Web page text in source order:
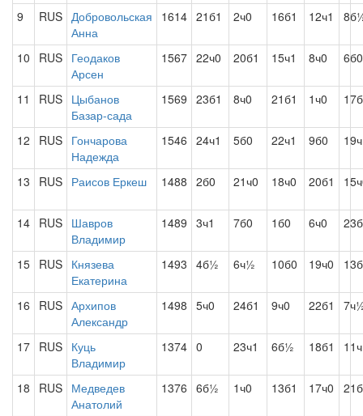
9 RUS Добровольская
Анна
1614 21б1 2ч0 16б1 12ч1
10 RUS Геодаков
Арсен
1567 22ч0 20б1 15ч1 8ч0 6б0
11 RUS Цыбанов
Базар-сада
1569 23б1 8ч0 21б1 1ч0
12 RUS Гончарова
Надежда
1546 24ч1 5б0 22ч1 9б0
13 RUS Раисов Еркеш 1488 2б0 21ч0 18ч0 20б1
14 RUS Шавров
Владимир
1489 3ч1 7б0 1б0 6ч0
15 RUS Князева
Екатерина
1493 4б½ 6ч½ 10б0 19ч0
16 RUS Архипов
Александр
1498 5ч0 24б1 9ч0 22б1
17 RUS Куць
Владимир
1374 0 23ч1 6б½ 18б1
18 RUS Медведев
Анатолий
1376 6б½ 1ч0 13б1 17ч0